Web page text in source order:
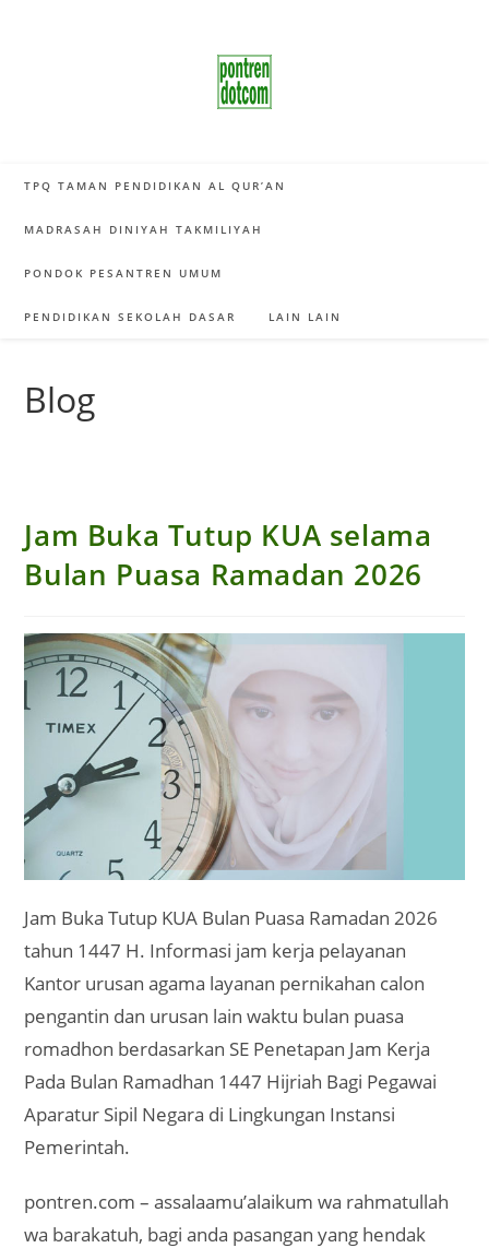
TPQ TAMAN PENDIDIKAN AL QUR’AN
MADRASAH DINIYAH TAKMILIYAH
PONDOK PESANTREN UMUM
PENDIDIKAN SEKOLAH DASAR LAIN LAIN
Blog
Jam Buka Tutup KUA selama
Bulan Puasa Ramadan 2026
Jam Buka Tutup KUA Bulan Puasa Ramadan 2026
tahun 1447 H. Informasi jam kerja pelayanan
Kantor urusan agama layanan pernikahan calon
pengantin dan urusan lain waktu bulan puasa
romadhon berdasarkan SE Penetapan Jam Kerja
Pada Bulan Ramadhan 1447 Hijriah Bagi Pegawai
Aparatur Sipil Negara di Lingkungan Instansi
Pemerintah.
pontren.com – assalaamu’alaikum wa rahmatullah
wa barakatuh, bagi anda pasangan yang hendak